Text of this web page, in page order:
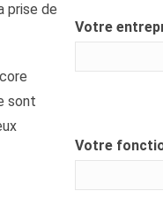
prise de
sont
Votre
Votre